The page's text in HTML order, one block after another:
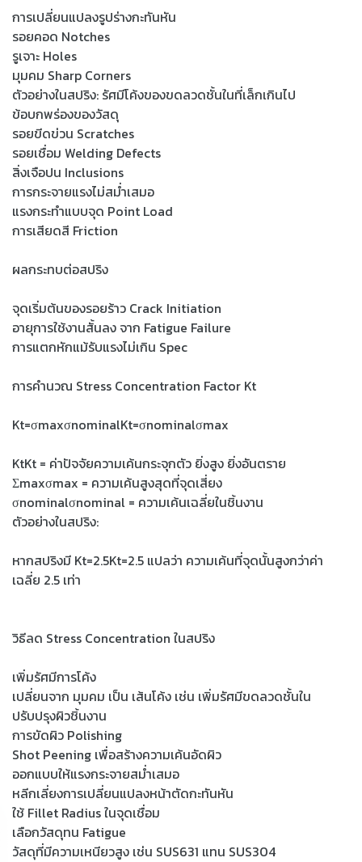
การเปลี่ยนแปลงรูปร่างกะทันหัน
รอยคอด Notches
รูเจาะ Holes
มุมคม Sharp Corners
ตัวอย่างในสปริง: รัศมีโค้งของขดลวดชั้นในที่เล็กเกินไป
ข้อบกพร่องของวัสดุ
รอยขีดข่วน Scratches
รอยเชื่อม Welding Defects
สิ่งเจือปน Inclusions
การกระจายแรงไม่สม่ำเสมอ
แรงกระทำแบบจุด Point Load
การเสียดสี Friction
ผลกระทบต่อสปริง
จุดเริ่มต้นของรอยร้าว Crack Initiation
อายุการใช้งานสั้นลง จาก Fatigue Failure
การแตกหักแม้รับแรงไม่เกิน Spec
การคำนวณ Stress Concentration Factor Kt
Kt=σmaxσnominalKt​=σnominal​σmax​​
KtKt​ = ค่าปัจจัยความเค้นกระจุกตัว ยิ่งสูง ยิ่งอันตราย
Σmaxσmax​ = ความเค้นสูงสุดที่จุดเสี่ยง
σnominalσnominal​ = ความเค้นเฉลี่ยในชิ้นงาน
ตัวอย่างในสปริง:
หากสปริงมี Kt=2.5Kt​=2.5 แปลว่า ความเค้นที่จุดนั้นสูงกว่าค่า
เฉลี่ย 2.5 เท่า
วิธีลด Stress Concentration ในสปริง
เพิ่มรัศมีการโค้ง
เปลี่ยนจาก มุมคม เป็น เส้นโค้ง เช่น เพิ่มรัศมีขดลวดชั้นใน
ปรับปรุงผิวชิ้นงาน
การขัดผิว Polishing
Shot Peening เพื่อสร้างความเค้นอัดผิว
ออกแบบให้แรงกระจายสม่ำเสมอ
หลีกเลี่ยงการเปลี่ยนแปลงหน้าตัดกะทันหัน
ใช้ Fillet Radius ในจุดเชื่อม
เลือกวัสดุทน Fatigue
วัสดุที่มีความเหนียวสูง เช่น SUS631 แทน SUS304